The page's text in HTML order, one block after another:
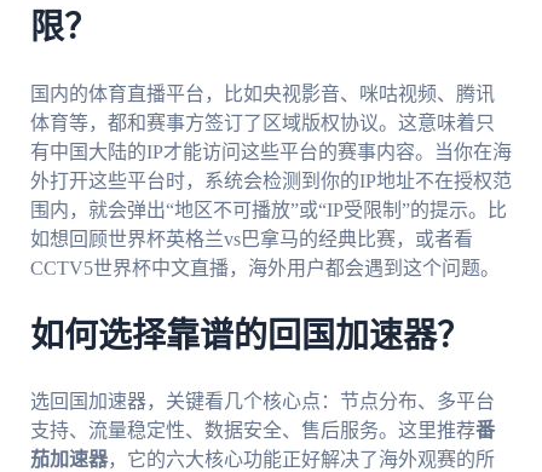
限？
国内的体育直播平台，比如央视影音、咪咕视频、腾讯
体育等，都和赛事方签订了区域版权协议。这意味着只
有中国大陆的IP才能访问这些平台的赛事内容。当你在海
外打开这些平台时，系统会检测到你的IP地址不在授权范
围内，就会弹出“地区不可播放”或“IP受限制”的提示。比
如想回顾世界杯英格兰vs巴拿马的经典比赛，或者看
CCTV5世界杯中文直播，海外用户都会遇到这个问题。
如何选择靠谱的回国加速器？
选回国加速器，关键看几个核心点：节点分布、多平台
支持、流量稳定性、数据安全、售后服务。这里推荐番
茄加速器，它的六大核心功能正好解决了海外观赛的所